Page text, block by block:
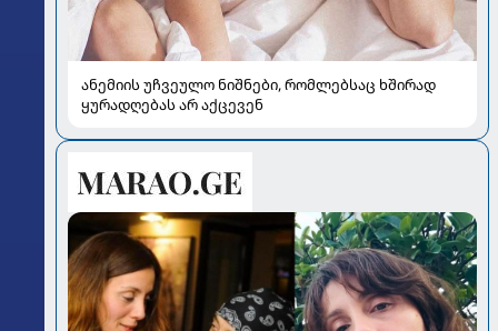
ანემიის უჩვეულო ნიშნები, რომლებსაც ხშირად
ყურადღებას არ აქცევენ